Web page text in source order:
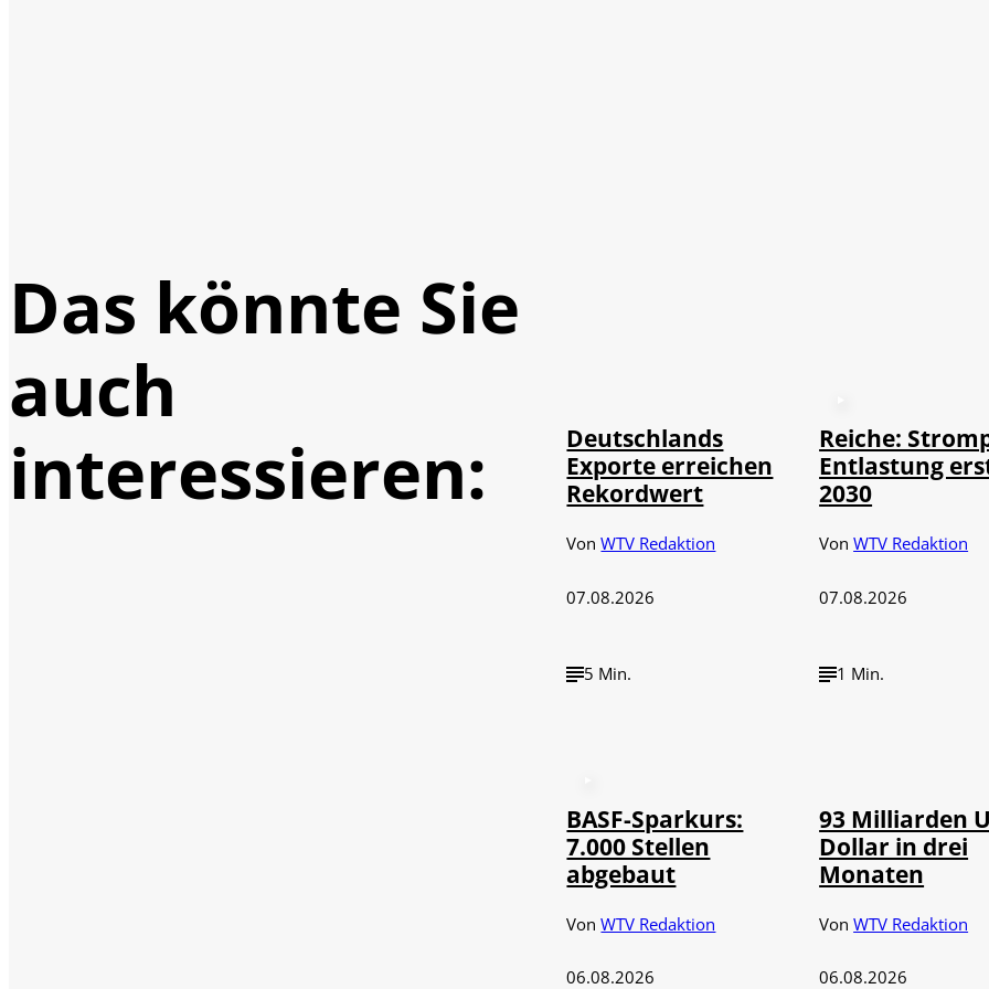
Das könnte Sie
auch
interessieren:
Deutschlands
Exporte erreichen
Rekordwert
VonWTV Redaktion
07.08.2026
5 Min.
Reiche:
Entlastung
2030
VonWTV Redaktion
07.08.2026
1 Min.
BASF-Sparkurs:
7.000 Stellen
abgebaut
VonWTV Redaktion
06.08.2026
93 Milliarden
Dollar in drei
Monaten
VonWTV Redaktion
06.08.2026